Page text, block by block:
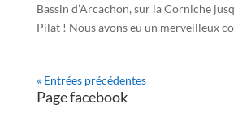
Bassin d’Arcachon, sur la Corniche
Pilat ! Nous avons eu un merveilleux
« Entrées précédentes
Page facebook